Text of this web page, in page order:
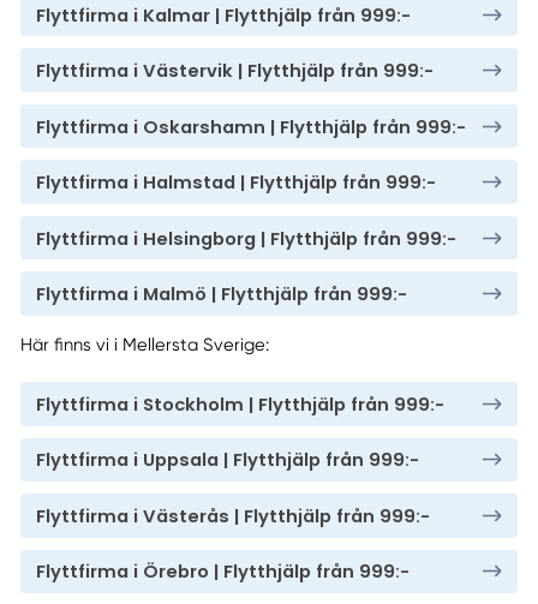
Flyttfirma i Kalmar | Flytthjälp från 999:-
Flyttfirma i Västervik | Flytthjälp från 999:-
Flyttfirma i Oskarshamn | Flytthjälp från 999:-
Flyttfirma i Halmstad | Flytthjälp från 999:-
Flyttfirma i Helsingborg | Flytthjälp från 999:-
Flyttfirma i Malmö | Flytthjälp från 999:-
Här finns vi i Mellersta Sverige:
Flyttfirma i Stockholm | Flytthjälp från 999:-
Flyttfirma i Uppsala | Flytthjälp från 999:-
Flyttfirma i Västerås | Flytthjälp från 999:-
Flyttfirma i Örebro | Flytthjälp från 999:-